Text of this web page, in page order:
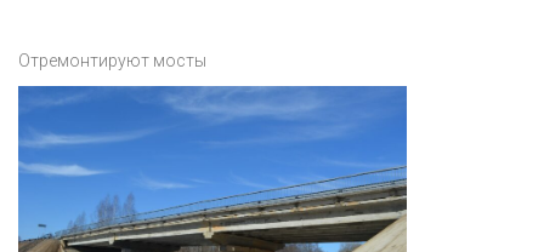
Отремонтируют мосты